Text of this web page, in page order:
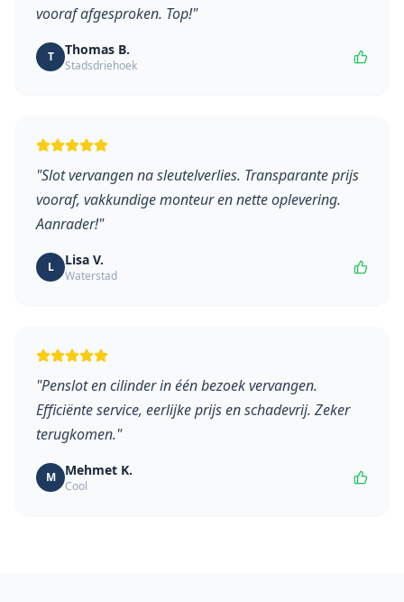
vooraf afgesproken. Top!"
T Thomas B.
Stadsdriehoek
"Slot vervangen na sleutelverlies. Transparante prijs
vooraf, vakkundige monteur en nette oplevering.
Aanrader!"
L Lisa V.
Waterstad
"Penslot en cilinder in één bezoek vervangen.
Efficiënte service, eerlijke prijs en schadevrij. Zeker
terugkomen."
M Mehmet K.
Cool